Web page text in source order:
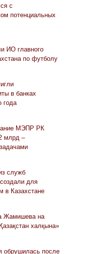
с
потенциальных
ИО главного
по футболу
в банках
года
МЭПР РК
млрд –
служб
для
в Казахстане
Жамишева на
халқына»
обрушилась после